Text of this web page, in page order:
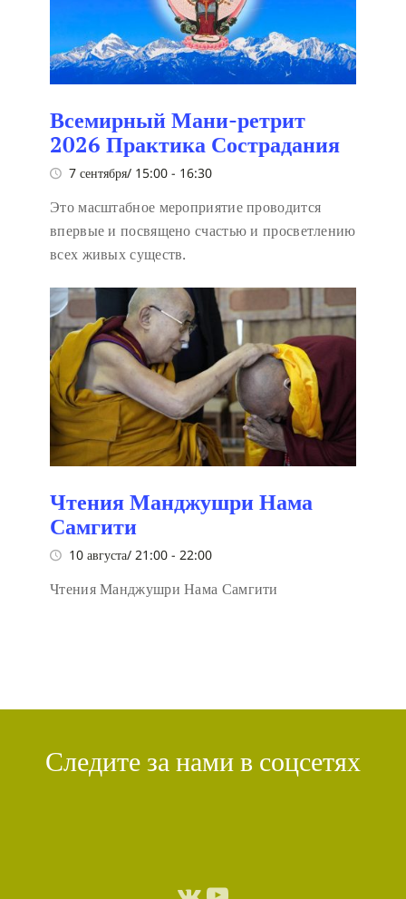
Всемирный Мани-ретрит
2026 Практика Сострадания
7 сентября/ 15:00 - 16:30
Это масштабное мероприятие проводится
впервые и посвящено счастью и просветлению
всех живых существ.
Чтения Манджушри Нама
Самгити
10 августа/ 21:00 - 22:00
Чтения Манджушри Нама Самгити
Следите за нами в соцсетях